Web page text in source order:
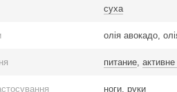
суха
олія авокадо,
питание
ноги, руки